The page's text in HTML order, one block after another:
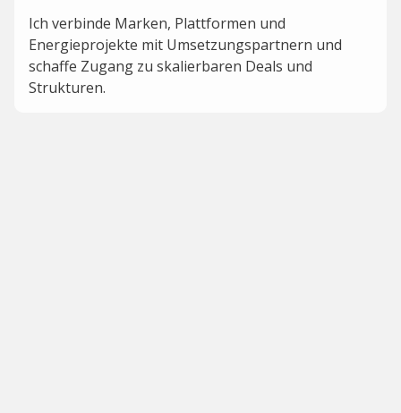
Ich verbinde Marken, Plattformen und
Energieprojekte mit Umsetzungspartnern und
schaffe Zugang zu skalierbaren Deals und
Strukturen.